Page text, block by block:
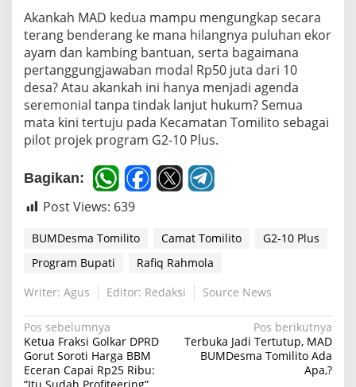
Akankah MAD kedua mampu mengungkap secara
terang benderang ke mana hilangnya puluhan ekor
ayam dan kambing bantuan, serta bagaimana
pertanggungjawaban modal Rp50 juta dari 10
desa? Atau akankah ini hanya menjadi agenda
seremonial tanpa tindak lanjut hukum? Semua
mata kini tertuju pada Kecamatan Tomilito sebagai
pilot projek program G2-10 Plus.
Bagikan:
Post Views: 639
BUMDesma Tomilito Camat Tomilito
G2-10 Plus
Program Bupati
Rafiq Rahmola
Writer: Agus
Editor: Redaksi Source News
N
a
v
Pos sebelumnya
Ketua Fraksi Golkar DPRD
Gorut Soroti Harga BBM
Eceran Capai Rp25 Ribu:
Pos berikutnya
Terbuka Jadi Tertutup, MAD
BUMDesma Tomilito Ada
Apa,?